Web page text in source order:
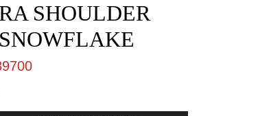
SHOULDER
El
actual